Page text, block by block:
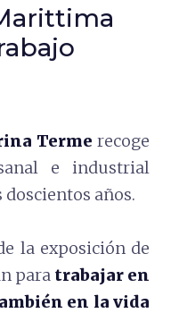
Terme recoge
e industrial
años.
la exposición de
para trabajar en
en la vida